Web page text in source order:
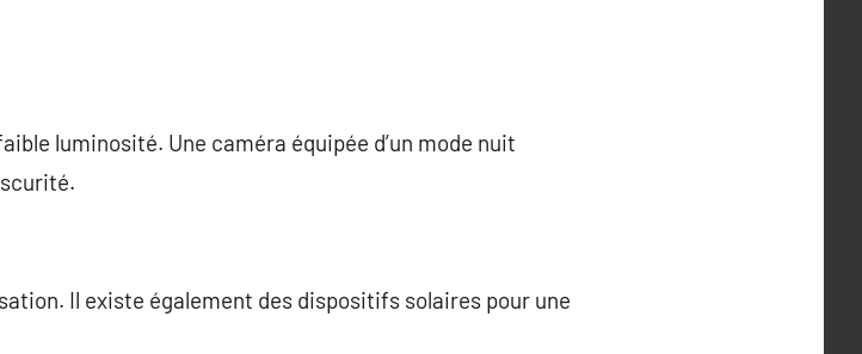
luminosité. Une caméra équipée d’un mode nuit
Il existe également des dispositifs solaires pour une